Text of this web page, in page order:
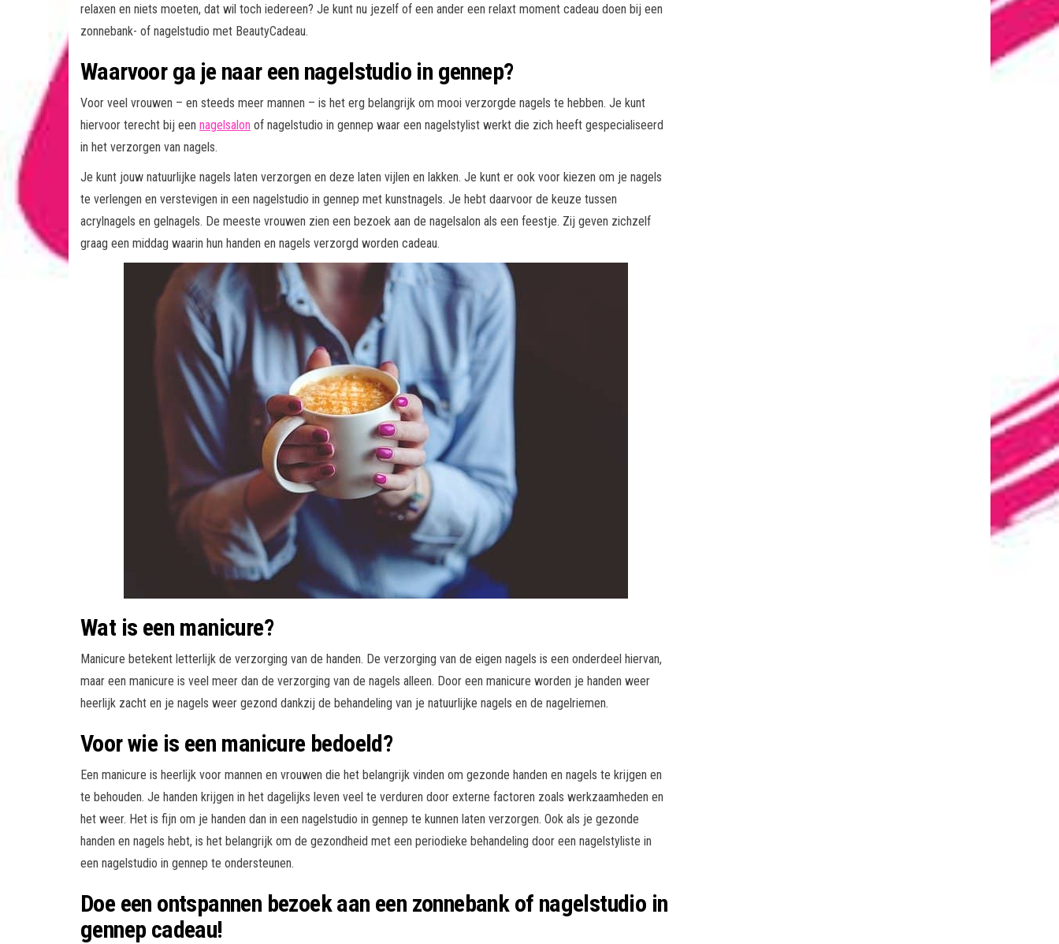
relaxen en niets moeten, dat wil toch iedereen? Je kunt nu jezelf of een ander een relaxt moment cadeau doen bij een
zonnebank- of nagelstudio met BeautyCadeau.
Waarvoor ga je naar een nagelstudio in gennep?
Voor veel vrouwen – en steeds meer mannen – is het erg belangrijk om mooi verzorgde nagels te hebben. Je kunt
hiervoor terecht bij een nagelsalon of nagelstudio in gennep waar een nagelstylist werkt die zich heeft gespecialiseerd
in het verzorgen van nagels.
Je kunt jouw natuurlijke nagels laten verzorgen en deze laten vijlen en lakken. Je kunt er ook voor kiezen om je nagels
te verlengen en verstevigen in een nagelstudio in gennep met kunstnagels. Je hebt daarvoor de keuze tussen
acrylnagels en gelnagels. De meeste vrouwen zien een bezoek aan de nagelsalon als een feestje. Zij geven zichzelf
graag een middag waarin hun handen en nagels verzorgd worden cadeau.
Wat is een manicure?
Manicure betekent letterlijk de verzorging van de handen. De verzorging van de eigen nagels is een onderdeel hiervan,
maar een manicure is veel meer dan de verzorging van de nagels alleen. Door een manicure worden je handen weer
heerlijk zacht en je nagels weer gezond dankzij de behandeling van je natuurlijke nagels en de nagelriemen.
Voor wie is een manicure bedoeld?
Een manicure is heerlijk voor mannen en vrouwen die het belangrijk vinden om gezonde handen en nagels te krijgen en
te behouden. Je handen krijgen in het dagelijks leven veel te verduren door externe factoren zoals werkzaamheden en
het weer. Het is fijn om je handen dan in een nagelstudio in gennep te kunnen laten verzorgen. Ook als je gezonde
handen en nagels hebt, is het belangrijk om de gezondheid met een periodieke behandeling door een nagelstyliste in
een nagelstudio in gennep te ondersteunen.
Doe een ontspannen bezoek aan een zonnebank of nagelstudio in
gennep cadeau!